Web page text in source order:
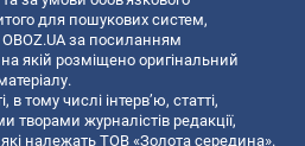
для пошукових систем,
OBOZ.UA за посиланням
на якій розміщено оригінальний
в тому числі інтерв’ю, статті,
журналістів редакції,
належать ТОВ «Золота середина».